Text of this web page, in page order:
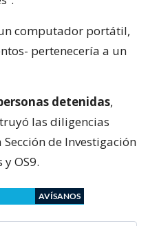
computador portátil,
pertenecería a un
detenidas,
las diligencias
de Investigación
OS9.
AVÍSANOS